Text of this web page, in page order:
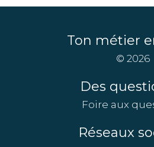
Ton métier
© 2026
Des
Foire aux
Réseaux